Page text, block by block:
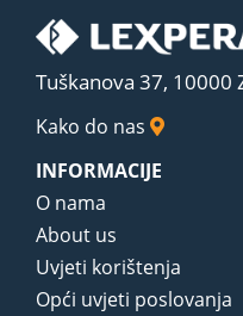
Tuškanova 37, 10000
Kako do nas
INFORMACIJE
O nama
About us
Uvjeti korištenja
Opći uvjeti poslovanja